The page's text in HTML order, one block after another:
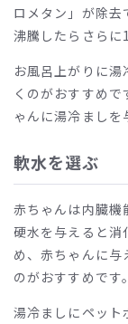
ロメタン」が除去
沸騰したらさらに
お風呂上がりに
くのがおすすめ
ゃんに湯冷ましを
軟水を選ぶ
赤ちゃんは内臓機
硬水を与えると消
め、赤ちゃんに
のがおすすめです。
湯冷ましにペット